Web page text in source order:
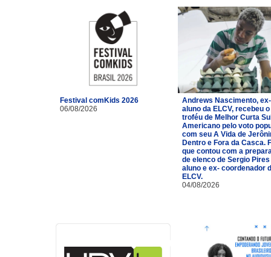
Festival comKids 2026
06/08/2026
Andrews Nascimento, ex-
aluno da ELCV, recebeu o
troféu de Melhor Curta
Americano pelo voto
com seu A Vida de
Dentro e Fora da Casca.
que contou com a
de elenco de Sergio
aluno e ex- coordenador
ELCV.
04/08/2026